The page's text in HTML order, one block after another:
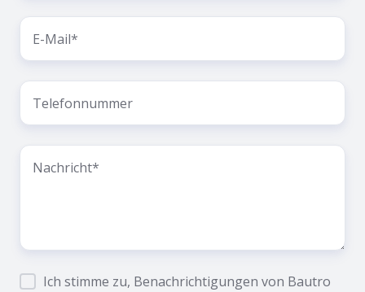
Ich stimme zu, Benachrichtigungen von Bautro